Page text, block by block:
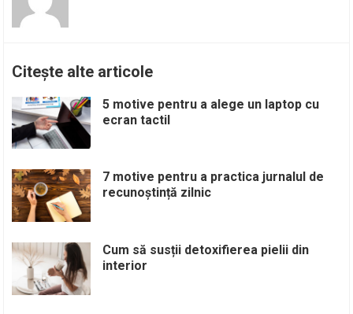
Citește alte articole
5 motive pentru a alege un laptop cu
ecran tactil
7 motive pentru a practica jurnalul de
recunoștință zilnic
Cum să susții detoxifierea pielii din
interior